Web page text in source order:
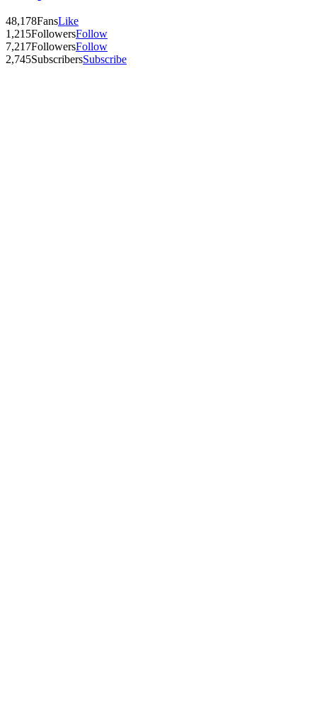
48,178FansLike
1,215FollowersFollow
7,217FollowersFollow
2,745SubscribersSubscribe